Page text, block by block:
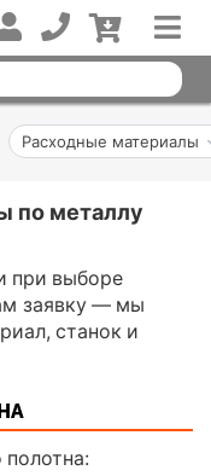
Расходные материалы
по металлу
при выборе
заявку — мы
станок и